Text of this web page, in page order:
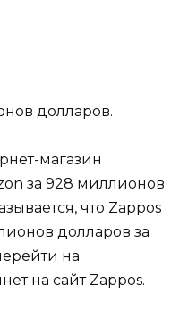
долларов.
магазин
за 928 миллионов
что Zappos
долларов за
на
на сайт Zappos.